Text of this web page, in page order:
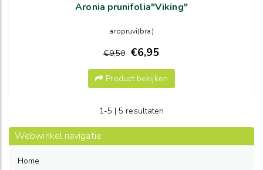
Aronia prunifolia"Viking"
aropruvi(bra)
€9,50 €6,95
Product bekijken
1-5 | 5 resultaten
Webwinkel navigatie
Home